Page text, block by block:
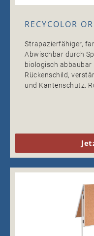
RECYCOLOR
Strapazierfähiger,
Abwischbar durch
biologisch
Rückenschild,
und Kantenschutz.